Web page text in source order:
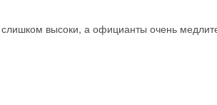
высоки, а официанты очень